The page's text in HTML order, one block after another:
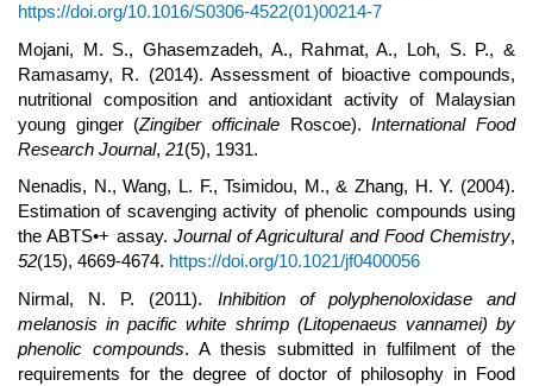
https://doi.org/10.1016/S0306-4522(01)00214-7
Mojani, M. S., Ghasemzadeh, A., Rahmat, A., Loh, S. P., &
Ramasamy, R. (2014). Assessment of bioactive compounds,
nutritional composition and antioxidant activity of Malaysian
young ginger (Zingiber officinale Roscoe).International Food
Research Journal, 21(5), 1931.
Nenadis, N., Wang, L. F., Tsimidou, M., & Zhang, H. Y. (2004).
Estimation of scavenging activity of phenolic compounds using
the ABTS•+ assay. Journal of Agricultural and Food Chemistry,
52(15), 4669-4674. https://doi.org/10.1021/jf0400056
Nirmal, N. P. (2011). Inhibition of polyphenoloxidase and
melanosis in pacific white shrimp (Litopenaeus vannamei) by
phenolic compounds. A thesis submitted in fulfilment of the
requirements for the degree of doctor of philosophy in Food